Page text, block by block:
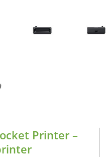
Printer –